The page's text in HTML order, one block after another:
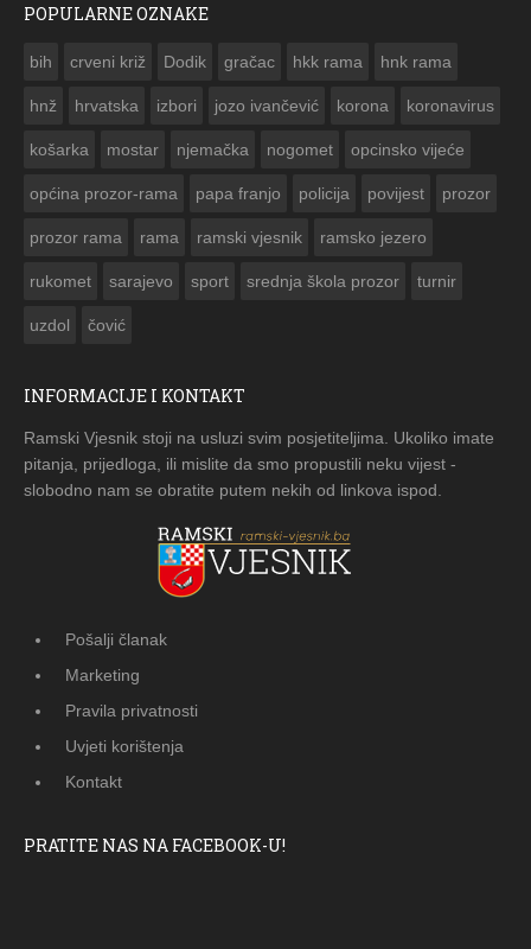
POPULARNE OZNAKE
bih crveni križ Dodik gračac hkk rama hnk rama
hnž hrvatska izbori jozo ivančević korona koronavirus
košarka mostar njemačka nogomet opcinsko vijeće
općina prozor-rama papa franjo policija povijest prozor
prozor rama rama ramski vjesnik ramsko jezero
rukomet sarajevo sport srednja škola prozor turnir
uzdol čović
INFORMACIJE I KONTAKT
Ramski Vjesnik stoji na usluzi svim posjetiteljima. Ukoliko imate
pitanja, prijedloga, ili mislite da smo propustili neku vijest -
slobodno nam se obratite putem nekih od linkova ispod.
Pošalji članak
Marketing
Pravila privatnosti
Uvjeti korištenja
Kontakt
PRATITE NAS NA FACEBOOK-U!